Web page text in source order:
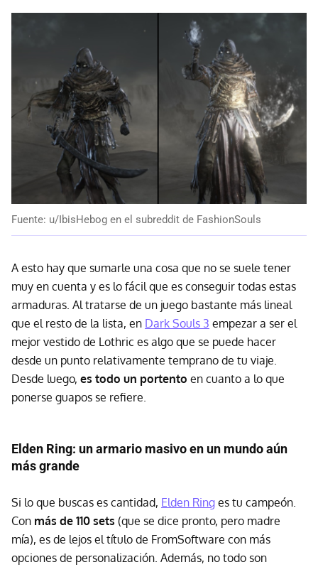
Fuente: u/IbisHebog en el subreddit de FashionSouls
A esto hay que sumarle una cosa que no se suele tener
muy en cuenta y es lo fácil que es conseguir todas estas
armaduras. Al tratarse de un juego bastante más lineal
que el resto de la lista, en Dark Souls 3 empezar a ser el
mejor vestido de Lothric es algo que se puede hacer
desde un punto relativamente temprano de tu viaje.
Desde luego, es todo un portento en cuanto a lo que
ponerse guapos se refiere.
Elden Ring: un armario masivo en un mundo aún
más grande
Si lo que buscas es cantidad, Elden Ring es tu campeón.
Con más de 110 sets (que se dice pronto, pero madre
mía), es de lejos el título de FromSoftware con más
opciones de personalización. Además, no todo son